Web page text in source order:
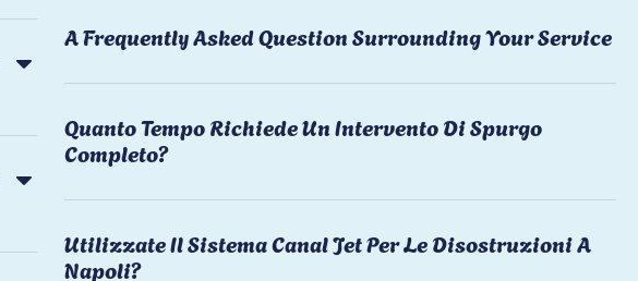
A Frequently Asked Question Surrounding Your Service
Quanto Tempo Richiede Un Intervento Di Spurgo
Completo?
Utilizzate Il Sistema Canal Jet Per Le Disostruzioni A
Napoli?